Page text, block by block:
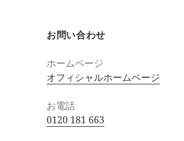
お問い合わせ
ホームページ
オフィシャルホームページ
お電話
0120 181 663